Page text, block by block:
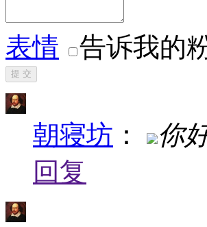
表情 告诉我的
提 交
朝寝坊 ： 你
回复